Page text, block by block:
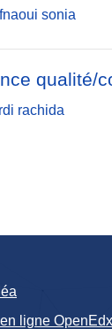
sonia
qualité/
rachida
ligne OpenEdx